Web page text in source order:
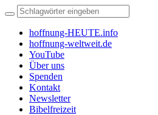
hoffnung-HEUTE.info
hoffnung-weltweit.de
YouTube
Über uns
Spenden
Kontakt
Newsletter
Bibelfreizeit